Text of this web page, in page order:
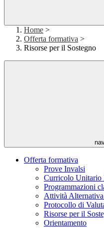
Home >
Offerta formativa >
Risorse per il Sostegno
Offerta formativa
Prove Invalsi
Curricolo Unitario
Programmazioni
Attività
Protocollo di
Risorse per il
Orientamento